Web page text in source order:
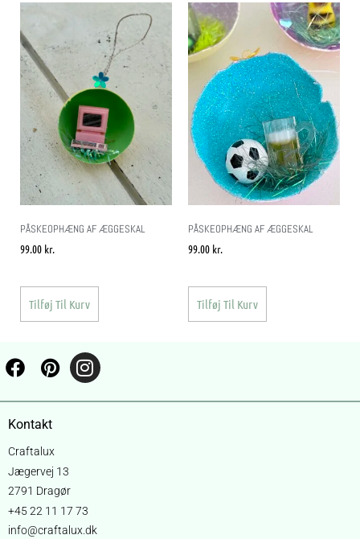
PÅSKEOPHÆNG AF ÆGGESKAL
99.00 kr.
Tilføj Til Kurv
PÅSKEOPHÆNG AF ÆGGESKAL
99.00 kr.
Tilføj Til Kurv
Kontakt
Craftalux
Jægervej 13
2791 Dragør
+45 22 11 17 73
info@craftalux.dk